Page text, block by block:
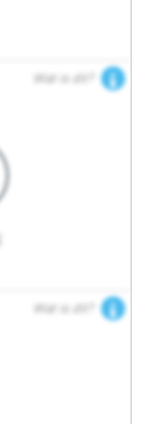
Wat is dit?
Wat is dit?